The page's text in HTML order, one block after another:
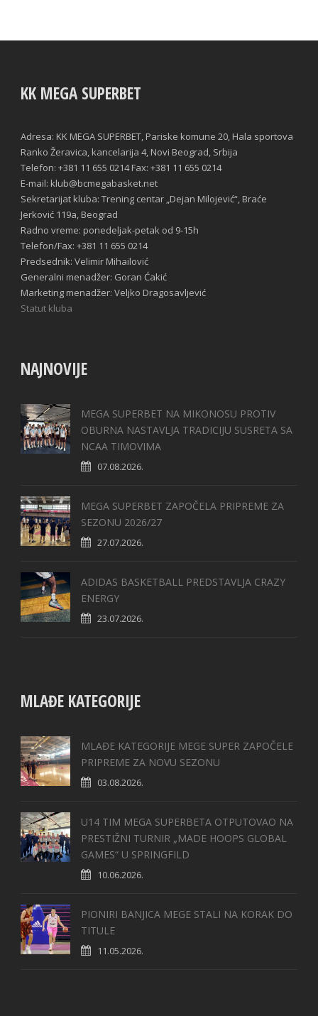
KK MEGA SUPERBET
Adresa: KK MEGA SUPERBET, Pariske komune 20, Hala sportova
Ranko Žeravica, kancelarija 4, Novi Beograd, Srbija
Telefon: +381 11 655 0214 Fax: +381 11 655 0214
E-mail: klub@bcmegabasket.net
Sekretarijat kluba: Trening centar „Dejan Milojević“, Braće
Jerković 119a, Beograd
Radno vreme: ponedeljak-petak od 9-15h
Telefon/Fax: +381 11 655 0214
Predsednik: Velimir Mihailović
Generalni menadžer: Goran Ćakić
Marketing menadžer: Veljko Dragosavljević
Statut kluba
NAJNOVIJE
MEGA SUPERBET NA MIKONOSU PROTIV
OBURNA NASTAVLJA TRADICIJU SUSRETA SA
NCAA TIMOVIMA
07.08.2026.
MEGA SUPERBET ZAPOČELA PRIPREME ZA
SEZONU 2026/27
27.07.2026.
ADIDAS BASKETBALL PREDSTAVLJA CRAZY
ENERGY
23.07.2026.
MLAĐE KATEGORIJE
MLAĐE KATEGORIJE MEGE SUPER ZAPOČELE
PRIPREME ZA NOVU SEZONU
03.08.2026.
U14 TIM MEGA SUPERBETA OTPUTOVAO NA
PRESTIŽNI TURNIR „MADE HOOPS GLOBAL
GAMES“ U SPRINGFILD
10.06.2026.
PIONIRI BANJICA MEGE STALI NA KORAK DO
TITULE
11.05.2026.